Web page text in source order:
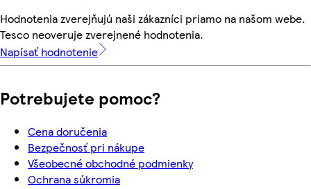
Hodnotenia zverejňujú naši zákazníci priamo na našom webe.
Tesco neoveruje zverejnené hodnotenia.
Napísať hodnotenie
Potrebujete pomoc?
Cena doručenia
Bezpečnosť pri nákupe
Všeobecné obchodné podmienky
Ochrana súkromia